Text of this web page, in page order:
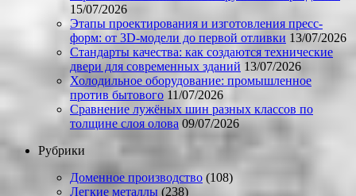
15/07/2026
Этапы проектирования и изготовления пресс-
форм: от 3D-модели до первой отливки 13/07/2026
Стандарты качества: как создаются технические
двери для современных зданий 13/07/2026
Холодильное оборудование: промышленное
против бытового 11/07/2026
Сравнение лужёных шин разных классов по
толщине слоя олова 09/07/2026
Рубрики
Доменное производство (108)
Легкие металлы (238)